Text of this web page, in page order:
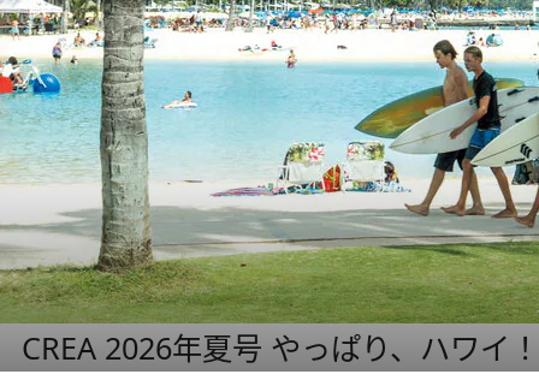
CREA 2026年夏号 やっぱり、ハワイ